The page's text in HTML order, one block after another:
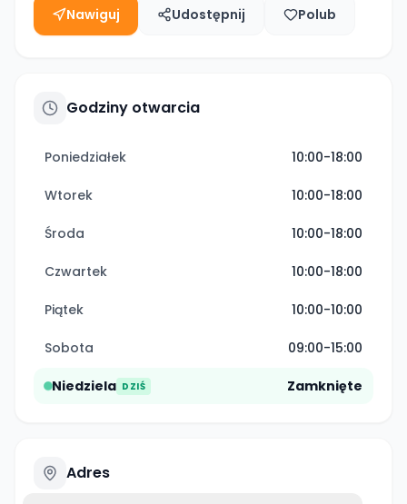
Nawiguj Udostępnij Polub
Godziny otwarcia
Poniedziałek 10:00-18:00
Wtorek 10:00-18:00
Środa 10:00-18:00
Czwartek 10:00-18:00
Piątek 10:00-10:00
Sobota 09:00-15:00
Niedziela DZIŚ Zamknięte
Adres